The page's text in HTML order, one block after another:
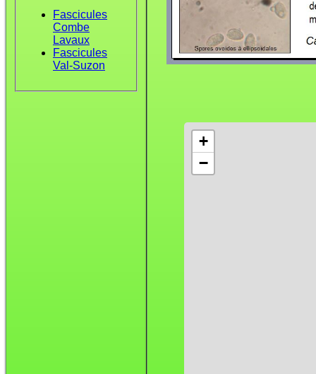
Fascicules
Combe
Lavaux
Fascicules
Val-Suzon
+
−